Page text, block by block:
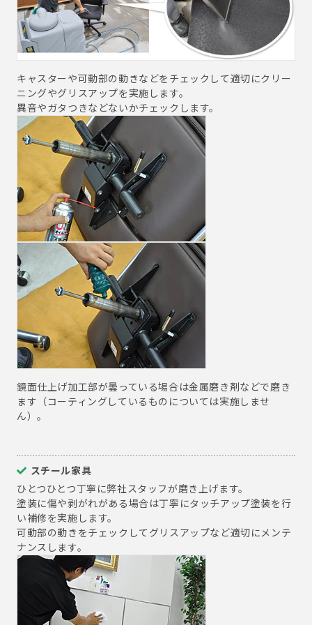
キャスターや可動部の動きなどをチェックして適切にクリー
ニングやグリスアップを実施します。
異音やガタつきなどないかチェックします。
鏡面仕上げ加工部が曇っている場合は金属磨き剤などで磨き
ます（コーティングしているものについては実施しませ
ん）。
スチール家具
ひとつひとつ丁寧に弊社スタッフが磨き上げます。
塗装に傷や剥がれがある場合は丁寧にタッチアップ塗装を行
い補修を実施します。
可動部の動きをチェックしてグリスアップなど適切にメンテ
ナンスします。